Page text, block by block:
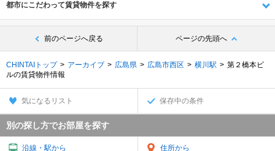
都市にこだわって賃貸物件を探す
前のページへ戻る ページの先頭へ
CHINTAIトップ アーカイブ 広島県 広島市西区 横川駅
第２橋本ビ
ルの賃貸物件情報
気になるリスト 保存中の条件
別の探し方でお部屋を探す
沿線・駅から 住所から